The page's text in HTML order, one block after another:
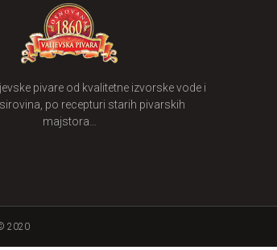
pivare od kvalitetne izvorske vode i
po recepturi starih pivarskih
majstora…
2020